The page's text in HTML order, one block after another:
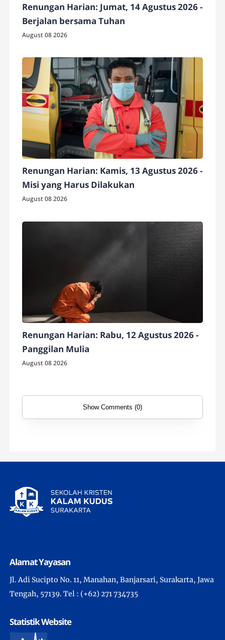
Renungan Harian: Jumat, 14 Agustus 2026 -
Berjalan bersama Tuhan
August 08 2026
Renungan Harian: Kamis, 13 Agustus 2026 -
Misi yang Harus Dilakukan
August 08 2026
Renungan Harian: Rabu, 12 Agustus 2026 -
Panggilan Mulia
August 08 2026
Show Comments (0)
Alamat Yayasan
Jl. Adi Sucipto No. 11, Manahan, Banjarsari, Surakarta, Jawa
Tengah, 57139. Tel : (+62) 271 734735
Statistik Website